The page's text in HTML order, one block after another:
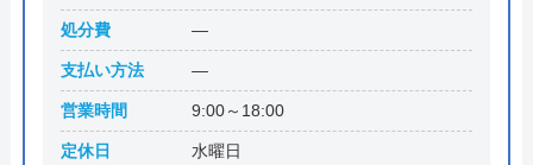
処分費 ―
支払い方法 ―
営業時間 9:00～18:00
定休日 水曜日